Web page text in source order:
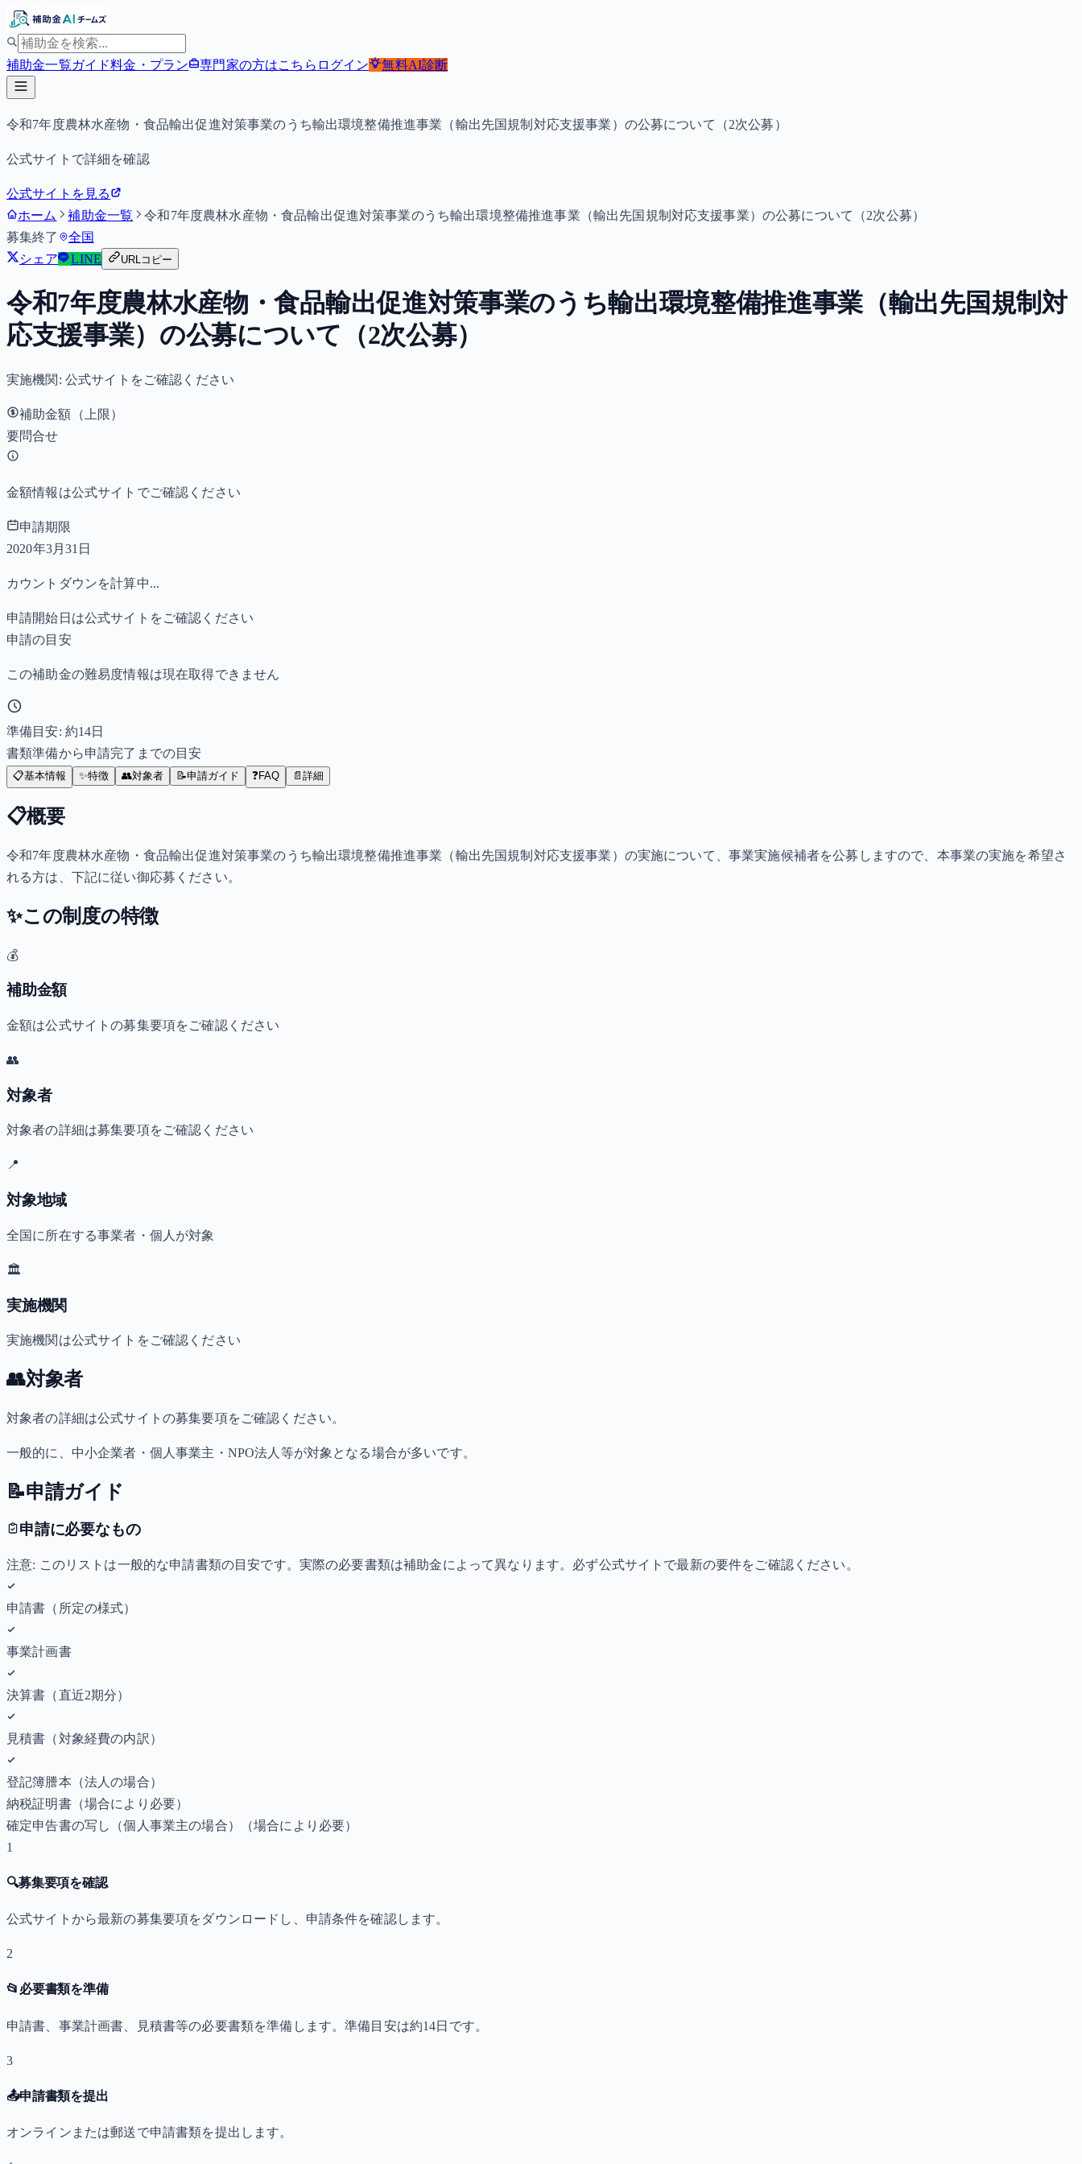
補助金一覧ガイド料金・プラン 専門家の方はこちら ログイン 無料AI診断
令和7年度農林水産物・食品輸出促進対策事業のうち輸出環境整備推進事業（輸出先国規制対応支援事業）の公募について（2次公募）
公式サイトで詳細を確認
公式サイトを見る
ホーム
補助金一覧
令和7年度農林水産物・食品輸出促進対策事業のうち輸出環境整備推進事業（輸出先国規制対応支援事業）の公募について（2次公募）
募集終了
全国
シェア
LINE URLコピー
令和7年度農林水産物・食品輸出促進対策事業のうち輸出環境整備推進事業（輸出先国規制対
応支援事業）の公募について（2次公募）
実施機関: 公式サイトをご確認ください
補助金額（上限）
要問合せ
金額情報は公式サイトでご確認ください
申請期限
2020年3月31日
カウントダウンを計算中...
申請開始日は公式サイトをご確認ください
申請の目安
この補助金の難易度情報は現在取得できません
準備目安: 約14日
書類準備から申請完了までの目安
📋基本情報 ✨特徴 👥対象者 📝申請ガイド ❓FAQ 📄 詳細
📋概要
令和7年度農林水産物・食品輸出促進対策事業のうち輸出環境整備推進事業（輸出先国規制対応支援事業）の実施について、事業実施候補者を公募しますので、本事業の実施を希望さ
れる方は、下記に従い御応募ください。
✨この制度の特徴
💰
補助金額
金額は公式サイトの募集要項をご確認ください
👥
対象者
対象者の詳細は募集要項をご確認ください
📍
対象地域
全国に所在する事業者・個人が対象
🏛️
実施機関
実施機関は公式サイトをご確認ください
👥対象者
対象者の詳細は公式サイトの募集要項をご確認ください。
一般的に、中小企業者・個人事業主・NPO法人等が対象となる場合が多いです。
📝申請ガイド
申請に必要なもの
注意: このリストは一般的な申請書類の目安です。実際の必要書類は補助金によって異なります。必ず公式サイトで最新の要件をご確認ください。
申請書（所定の様式）
事業計画書
決算書（直近2期分）
見積書（対象経費の内訳）
登記簿謄本（法人の場合）
納税証明書（場合により必要）
確定申告書の写し（個人事業主の場合）
（場合により必要）
1
🔍募集要項を確認
公式サイトから最新の募集要項をダウンロードし、申請条件を確認します。
2
📂 必要書類を準備
申請書、事業計画書、見積書等の必要書類を準備します。準備目安は約14日です。
3
📤申請書類を提出
オンラインまたは郵送で申請書類を提出します。